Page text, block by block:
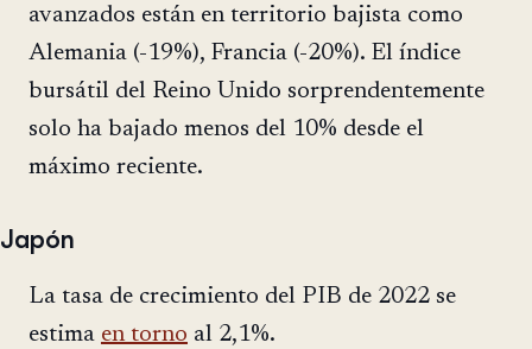
avanzados están en territorio bajista como
Alemania (-19%), Francia (-20%). El índice
bursátil del Reino Unido sorprendentemente
solo ha bajado menos del 10% desde el
máximo reciente.
Japón
La tasa de crecimiento del PIB de 2022 se
estima en torno al 2,1%.